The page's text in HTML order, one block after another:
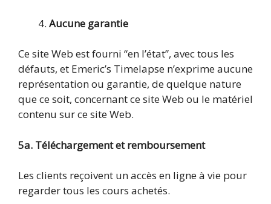
Aucune garantie
Ce site Web est fourni “en l’état”, avec tous les
défauts, et Emeric’s Timelapse n’exprime aucune
représentation ou garantie, de quelque nature
que ce soit, concernant ce site Web ou le matériel
contenu sur ce site Web.
5a. Téléchargement et remboursement
Les clients reçoivent un accès en ligne à vie pour
regarder tous les cours achetés.